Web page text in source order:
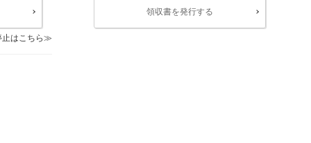
はこちら
領収書を発行する